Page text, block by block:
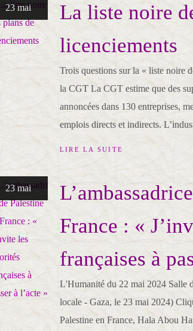
23 mai
La liste noire
licenciements
Trois questions sur la « liste noire
la CGT La CGT estime que des
annoncées dans 130 entreprises,
emplois directs et indirects.
LIRE LA SUITE
23 mai
France : «
françaises à
L'Humanité du 22 mai 2024 Salle
locale - Gaza, le 23 mai 2024)
Palestine en France, Hala Abou